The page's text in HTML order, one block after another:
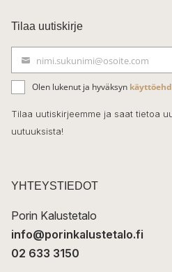
c
e
b
o
o
k
Tilaa uutiskirje
ä
h
k
t
nimi.sukunimi@osoite.com
Olen lukenut ja hyväksyn
Tilaa uutiskirjeemme ja saat tietoa
uutuuksista!
YHTEYSTIEDOT
Porin Kalustetalo
info@porinkalustetalo.fi
02 633 3150